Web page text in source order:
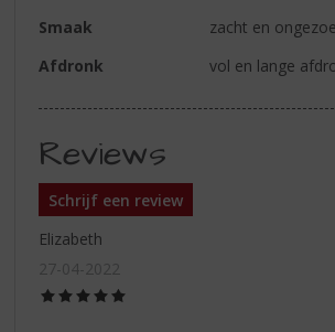
Smaak
zacht en
Afdronk
vol en lange
Reviews
Schrijf een review
Elizabeth
27-04-2022